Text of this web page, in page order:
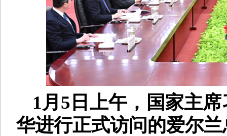
1月5日上午，国家主
华进行正式访问的爱尔